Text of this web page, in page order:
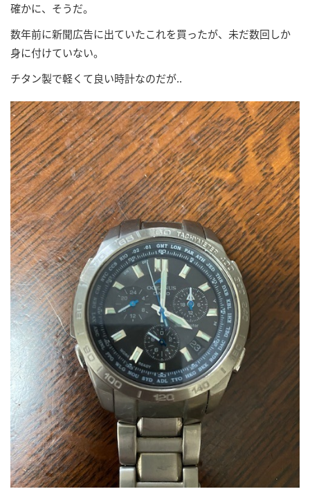
確かに、そうだ。
数年前に新聞広告に出ていたこれを買ったが、未だ数回しか
身に付けていない。
チタン製で軽くて良い時計なのだが..